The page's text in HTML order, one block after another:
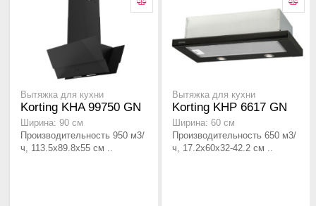
Вытяжка для кухни
Korting KHA 99750 GN
Ширина: 90 см
Производительность 950 м3/
ч, 113.5x89.8x55 см ..
Вытяжка для кухни
Korting KHP 6617 GN
Ширина: 60 см
Производительность 650 м3/
ч, 17.2x60х32-42.2 см ..